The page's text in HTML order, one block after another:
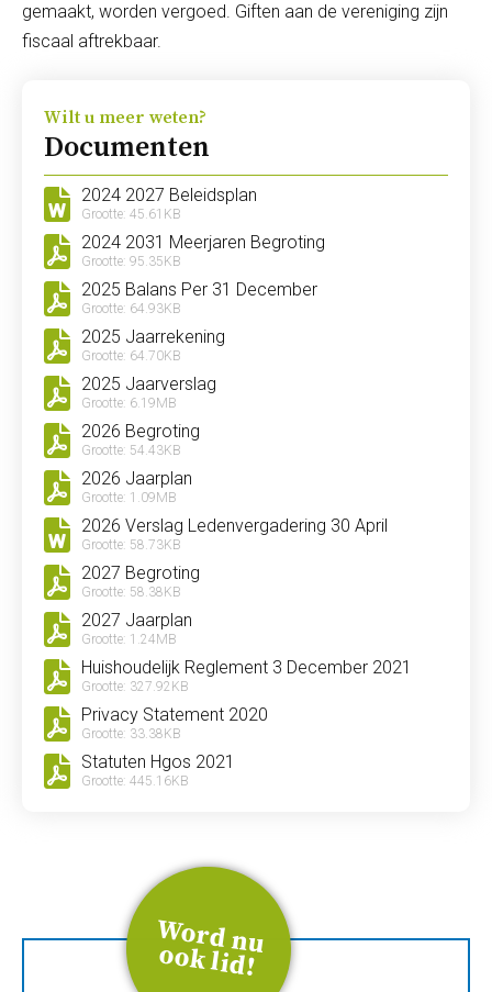
gemaakt, worden vergoed. Giften aan de vereniging zijn
fiscaal aftrekbaar.
Wilt u meer weten?
Documenten
2024 2027 Beleidsplan
Grootte: 45.61KB
2024 2031 Meerjaren Begroting
Grootte: 95.35KB
2025 Balans Per 31 December
Grootte: 64.93KB
2025 Jaarrekening
Grootte: 64.70KB
2025 Jaarverslag
Grootte: 6.19MB
2026 Begroting
Grootte: 54.43KB
2026 Jaarplan
Grootte: 1.09MB
2026 Verslag Ledenvergadering 30 April
Grootte: 58.73KB
2027 Begroting
Grootte: 58.38KB
2027 Jaarplan
Grootte: 1.24MB
Huishoudelijk Reglement 3 December 2021
Grootte: 327.92KB
Privacy Statement 2020
Grootte: 33.38KB
Statuten Hgos 2021
Grootte: 445.16KB
W
ord
n
u
ook
lid
!